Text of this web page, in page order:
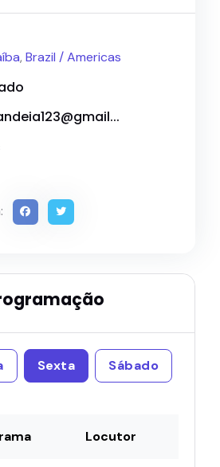
, Brazil /Americas
Sexta Sábado
Locutor